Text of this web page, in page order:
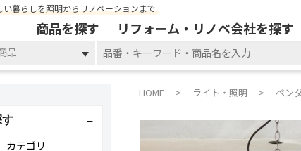
い暮らしを照明からリノベーションまで
商品を探す リフォーム・リノベ会社を探す
品
HOME ライト・照明 ペン
す
カテゴリ